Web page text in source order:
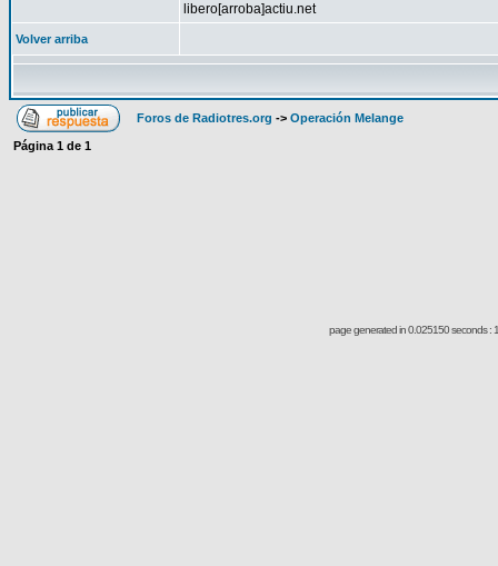
libero[arroba]actiu.net
Volver arriba
Foros de Radiotres.org -> Operación Melange
Página 1 de 1
page generated in 0.025150 seconds :